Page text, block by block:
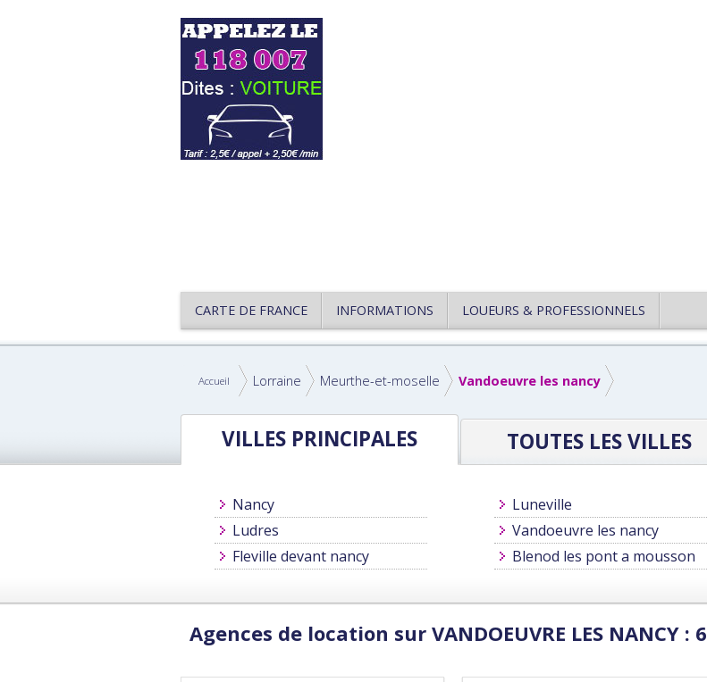
CARTE DE FRANCE INFORMATIONS LOUEURS & PROFESSIONNELS
Accueil Lorraine Meurthe-et-moselle Vandoeuvre les nancy
VILLES PRINCIPALES TOUTES LES VILLES
Nancy Luneville
Ludres
Vandoeuvre les nancy
Fleville devant nancy
Blenod les pont a mousson
Agences de location sur VANDOEUVRE LES NANCY : 6